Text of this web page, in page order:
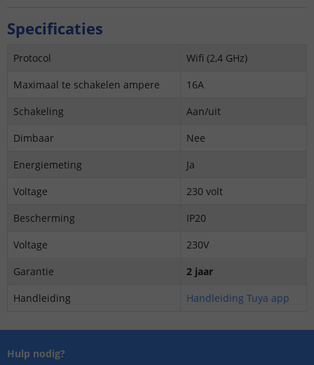
Specificaties
Protocol
Wifi (2,4 GHz)
Maximaal te schakelen ampere
16A
Schakeling
Aan/uit
Dimbaar
Nee
Energiemeting
Ja
Voltage
230 volt
Bescherming
IP20
Voltage
230V
Garantie
2 jaar
Handleiding
Handleiding Tuya app
Hulp nodig?